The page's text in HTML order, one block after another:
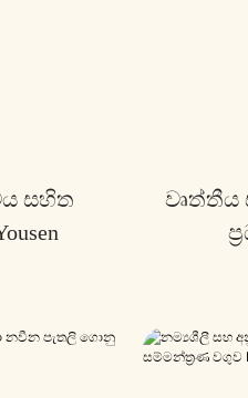
සහිත
වෘත්තීය